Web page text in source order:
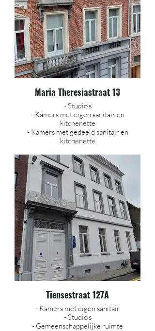
Maria Theresiastraat 13
- Studio's
- Kamers met eigen sanitair en
kitchenette
- Kamers met gedeeld sanitair en
kitchenette
Tiensestraat 127A
- Kamers met eigen sanitair
- Studio's
- Gemeenschappelijke ruimte